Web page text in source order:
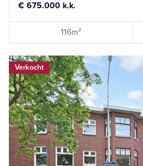
€ 675.000 k.k.
116m²
Verkocht